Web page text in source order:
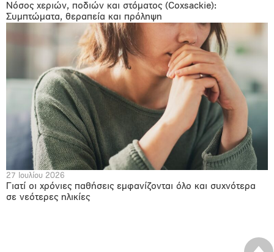
Νόσος χεριών, ποδιών και στόματος (Coxsackie):
Συμπτώματα, θεραπεία και πρόληψη
27 Ιουλίου 2026
Γιατί οι χρόνιες παθήσεις εμφανίζονται όλο και συχνότερα
σε νεότερες ηλικίες